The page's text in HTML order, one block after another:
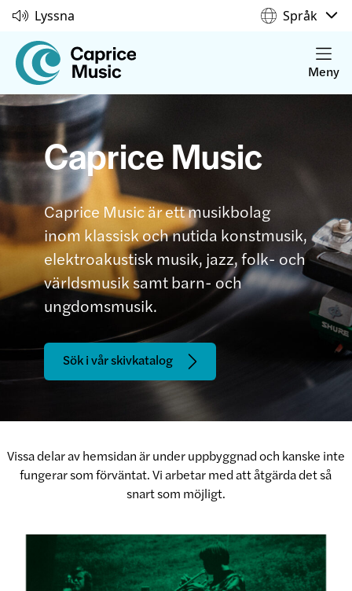
Lyssna Språk
Meny
Caprice Music
Caprice Music är ett musikbolag
inom klassisk och nutida konstmusik,
elektroakustisk musik, jazz, folk- och
världsmusik samt barn- och
ungdomsmusik.
Sök i vår skivkatalog
Vissa delar av hemsidan är under uppbyggnad och kanske inte
fungerar som förväntat. Vi arbetar med att åtgärda det så
snart som möjligt.